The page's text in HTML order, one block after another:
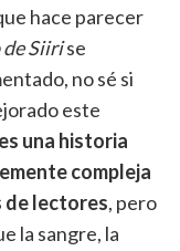
hace parecer
Siirise
no sé si
este
es una historia
compleja
de lectores, pero
la sangre, la